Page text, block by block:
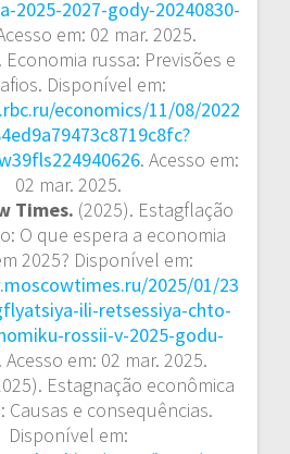
2025-2027-gody-20240830-
em: 02 mar. 2025.
Economia russa: Previsões e
Disponível em:
economics/11/08/2022
. Acesso em:
02 mar. 2025.
Times. (2025). Estagflação
O que espera a economia
2025? Disponível em:
2025/01/23
ili-retsessiya-chto-
rossii-v-2025-godu-
. Acesso em: 02 mar. 2025.
Estagnação econômica
Causas e consequências.
Disponível em: